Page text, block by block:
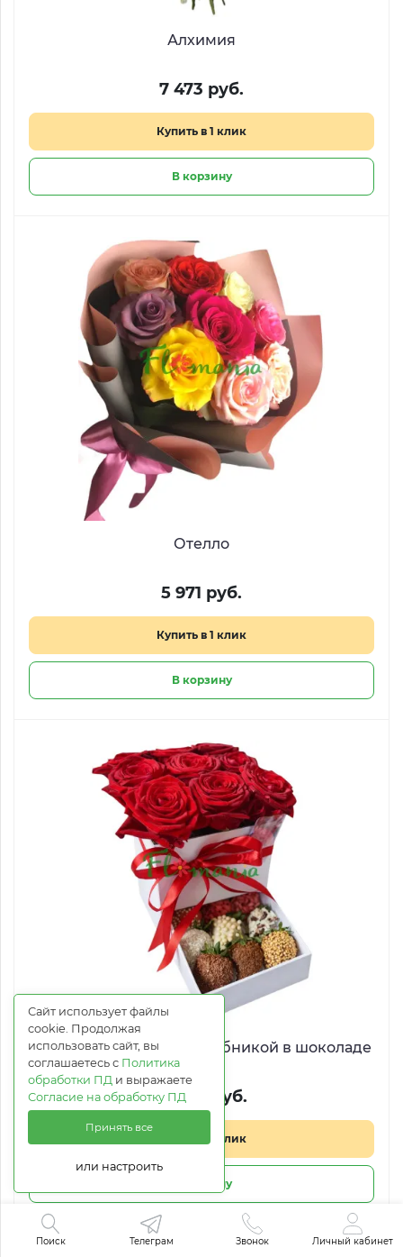
Алхимия
7 473 руб.
Купить в 1 клик
В корзину
Отелло
5 971 руб.
Купить в 1 клик
В корзину
Шкатулка с розами и клубникой в шоколаде
12 376 руб.
Купить в 1 клик
В корзину
Поиск Телеграм Звонок Личный кабинет
Сайт использует файлы
cookie. Продолжая
использовать сайт, вы
соглашаетесь с Политика
обработки ПД и выражаете
Согласие на обработку ПД
Принять все
или настроить